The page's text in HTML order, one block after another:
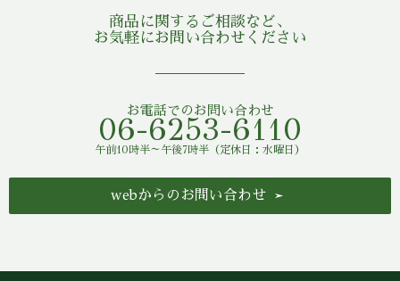
商品に関するご相談など、
お気軽にお問い合わせください
お電話でのお問い合わせ
06-6253-6110
午前10時半～午後7時半（定休日：水曜日）
webからのお問い合わせ